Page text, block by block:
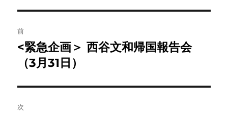
稿
ナ
ビ
ゲ
前
前
の
稿:
<緊急企画＞ 西谷文和帰国報告会
（3月31日）
次